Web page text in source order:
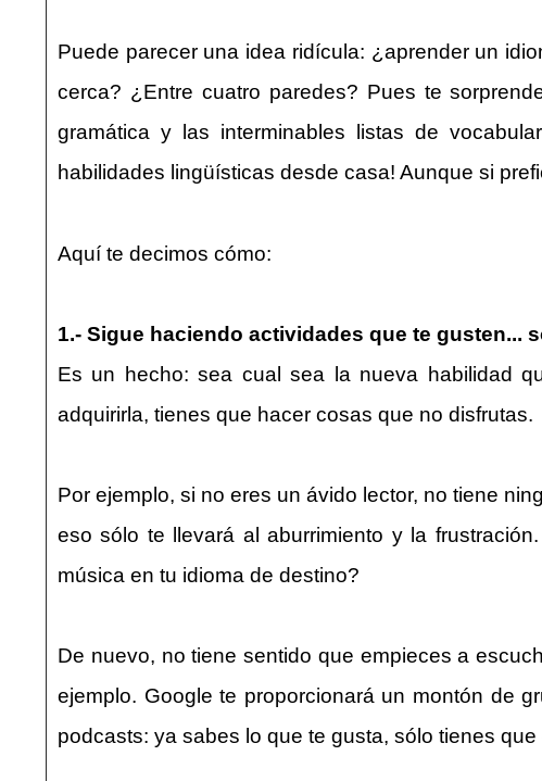
Puede parecer una idea ridícula: ¿aprender un
cerca? ¿Entre cuatro paredes? Pues te
gramática y las interminables listas de
habilidades lingüísticas desde casa! Aunque si
Aquí te decimos cómo:
1.- Sigue haciendo actividades que te gusten...
Es un hecho: sea cual sea la nueva habilidad
adquirirla, tienes que hacer cosas que no disfrutas.
Por ejemplo, si no eres un ávido lector, no tiene
eso sólo te llevará al aburrimiento y la
música en tu idioma de destino?
De nuevo, no tiene sentido que empieces a
ejemplo. Google te proporcionará un montón de
podcasts: ya sabes lo que te gusta, sólo tienes